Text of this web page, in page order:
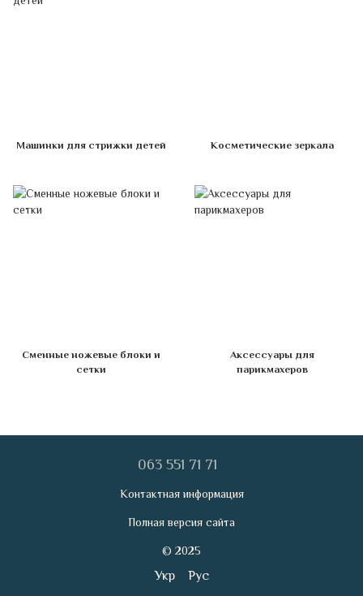
Машинки для стрижки детей Косметические зеркала
Сменные ножевые блоки и
сетки
Аксессуары для
парикмахеров
063 551 71 71
Контактная информация
Полная версия сайта
© 2025
Укр Рус